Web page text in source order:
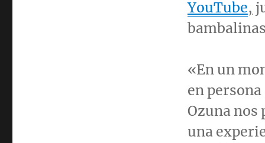
YouTube,
«En un
en
Ozuna nos
una